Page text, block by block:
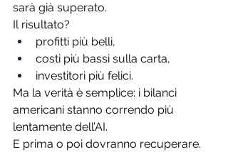
sarà già superato.
Il risultato?
profitti più belli,
costi più bassi sulla carta,
investitori più felici.
Ma la verità è semplice: i bilanci
americani stanno correndo più
lentamente dell’AI.
E prima o poi dovranno recuperare.